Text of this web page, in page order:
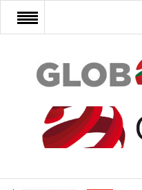
FŐOLDAL
AFRIKA